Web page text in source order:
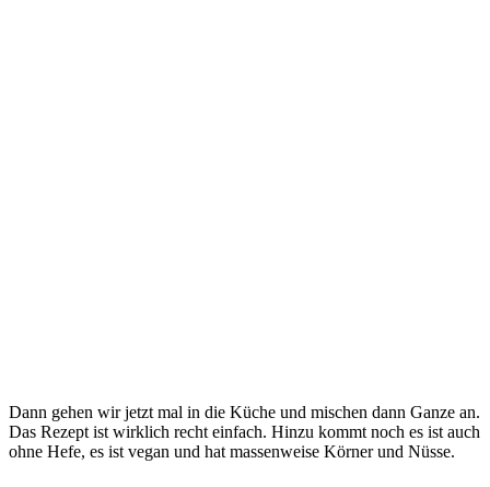
Dann gehen wir jetzt mal in die Küche und mischen dann Ganze an.
Das Rezept ist wirklich recht einfach. Hinzu kommt noch es ist auch
ohne Hefe, es ist vegan und hat massenweise Körner und Nüsse.